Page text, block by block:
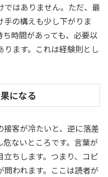
はありません。ただ、最
の構えも少し下がりま
時間があっても、必要以
ります。これは経験則とし
になる
客が冷たいと、逆に落差
ないところです。言葉が
ちします。つまり、コピ
われます。ここは読者が